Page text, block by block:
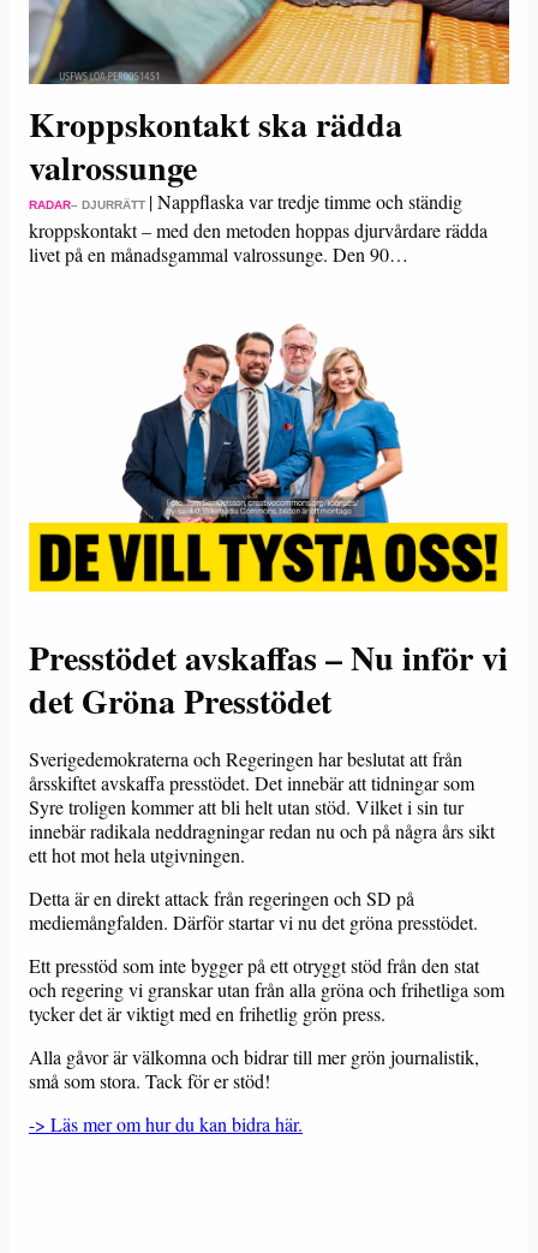
Kroppskontakt ska rädda
valrossunge
RADAR– DJURRÄTT |Nappflaska var tredje timme och ständig
kroppskontakt – med den metoden hoppas djurvårdare rädda
livet på en månadsgammal valrossunge. Den 90…
Presstödet avskaffas – Nu inför vi
det Gröna Presstödet
Sverigedemokraterna och Regeringen har beslutat att från
årsskiftet avskaffa presstödet. Det innebär att tidningar som
Syre troligen kommer att bli helt utan stöd. Vilket i sin tur
innebär radikala neddragningar redan nu och på några års sikt
ett hot mot hela utgivningen.
Detta är en direkt attack från regeringen och SD på
mediemångfalden. Därför startar vi nu det gröna presstödet.
Ett presstöd som inte bygger på ett otryggt stöd från den stat
och regering vi granskar utan från alla gröna och frihetliga som
tycker det är viktigt med en frihetlig grön press.
Alla gåvor är välkomna och bidrar till mer grön journalistik,
små som stora. Tack för er stöd!
-> Läs mer om hur du kan bidra här.